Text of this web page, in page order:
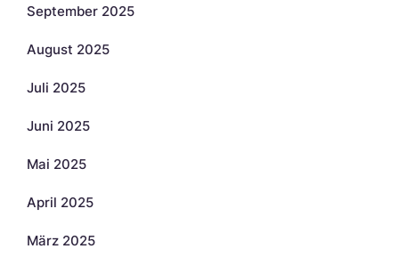
September 2025
August 2025
Juli 2025
Juni 2025
Mai 2025
April 2025
März 2025